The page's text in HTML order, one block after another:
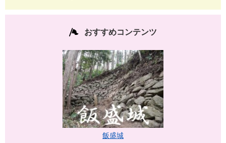
おすすめコンテンツ
飯盛城